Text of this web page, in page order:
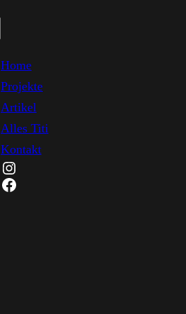
Home
Projekte
Artikel
Alles Titi
Kontakt
Instagram
Facebook